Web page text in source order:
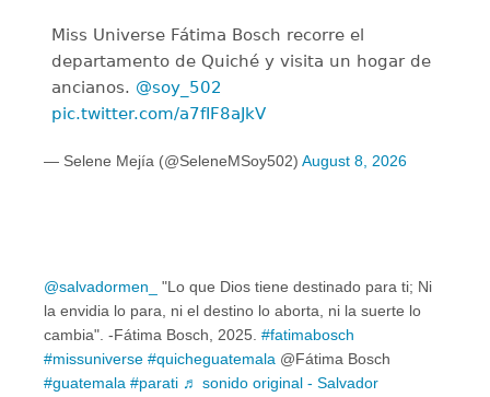
Miss Universe Fátima Bosch recorre el
departamento de Quiché y visita un hogar de
ancianos. @soy_502
pic.twitter.com/a7fIF8aJkV
— Selene Mejía (@SeleneMSoy502) August 8, 2026
@salvadormen_
"Lo que Dios tiene destinado para ti; Ni
la envidia lo para, ni el destino lo aborta, ni la suerte lo
cambia". -Fátima Bosch, 2025. #fatimabosch
#missuniverse #quicheguatemala @Fátima Bosch
#guatemala #parati ♬ sonido original - Salvador